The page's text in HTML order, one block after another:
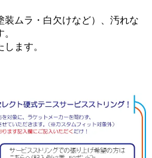
装ムラ・白欠けなど）、汚れな
ます。